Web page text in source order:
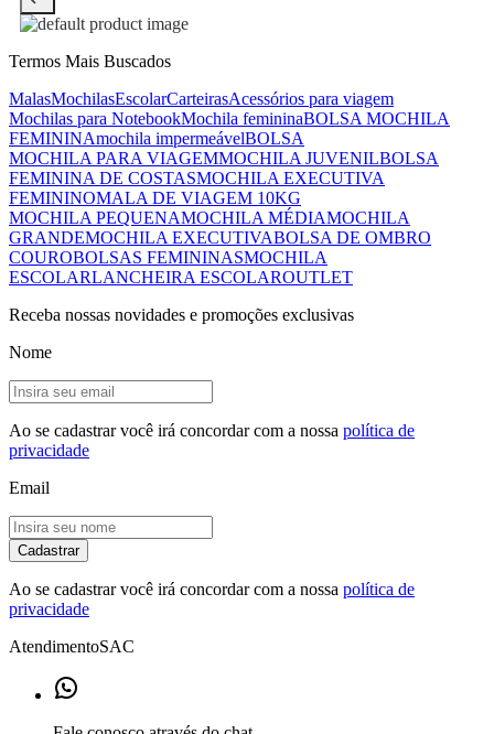
Termos Mais Buscados
MalasMochilasEscolarCarteirasAcessórios para viagem
Mochilas para NotebookMochila femininaBOLSA MOCHILA
FEMININAmochila impermeávelBOLSA
MOCHILA PARA VIAGEMMOCHILA JUVENILBOLSA
FEMININA DE COSTASMOCHILA EXECUTIVA
FEMININOMALA DE VIAGEM 10KG
MOCHILA PEQUENAMOCHILA MÉDIAMOCHILA
GRANDEMOCHILA EXECUTIVABOLSA DE OMBRO
COUROBOLSAS FEMININASMOCHILA
ESCOLARLANCHEIRA ESCOLAROUTLET
Receba nossas novidades e promoções exclusivas
Nome
Ao se cadastrar você irá concordar com a nossa política de
privacidade
Email
Cadastrar
Ao se cadastrar você irá concordar com a nossa política de
privacidade
AtendimentoSAC